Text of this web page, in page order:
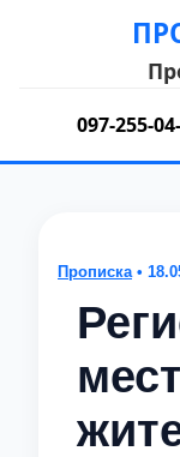
097-255-
Прописка•